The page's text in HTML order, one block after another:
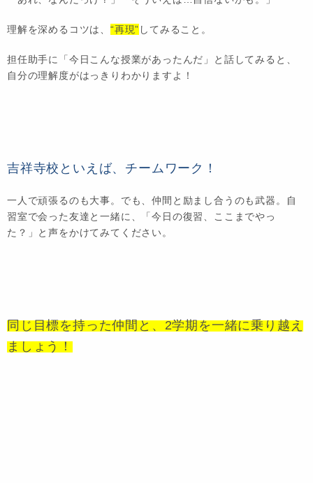
理解を深めるコツは、 “再現” してみること。
担任助手に「今日こんな授業があったんだ」と話してみると、
自分の理解度がはっきりわかりますよ！
吉祥寺校といえば、チームワーク！
一人で頑張るのも大事。でも、仲間と励まし合うのも武器。自
習室で会った友達と一緒に、「今日の復習、ここまでやっ
た？」と声をかけてみてください。
同じ目標を持った仲間と、2学期を一緒に乗り越え
ましょう！